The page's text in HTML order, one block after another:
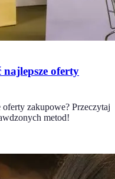
oferty
oferty zakupowe? Przeczytaj
metod!